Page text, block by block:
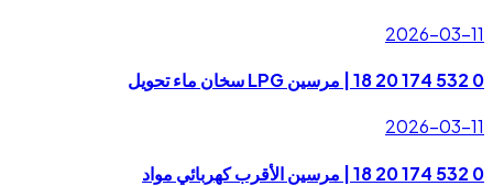
2026-03-11
0 532 174 20 18 | مرسين LPG سخان ماء تحويل
2026-03-11
0 532 174 20 18 | مرسين الأقرب كهربائي مواد